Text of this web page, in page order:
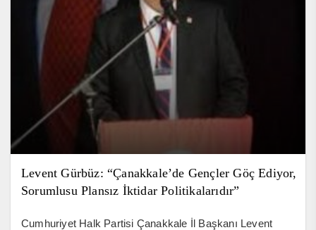
Levent Gürbüz: “Çanakkale’de Gençler Göç Ediyor,
Sorumlusu Plansız İktidar Politikalarıdır”
Cumhuriyet Halk Partisi Çanakkale İl Başkanı Levent